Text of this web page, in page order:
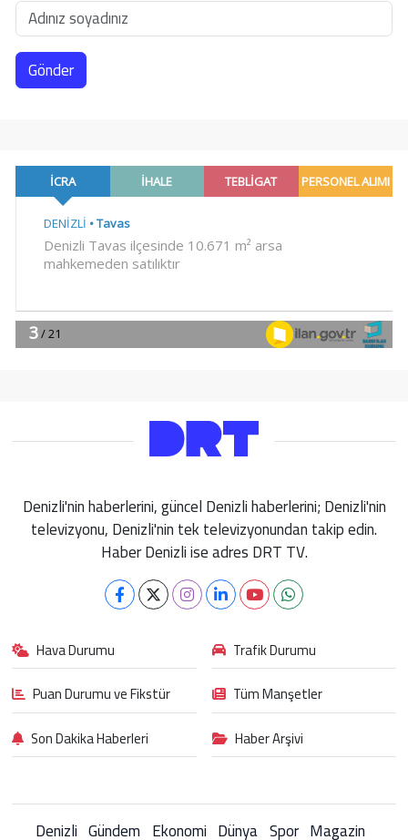
Gönder
Denizli'nin haberlerini, güncel Denizli haberlerini; Denizli'nin
televizyonu, Denizli'nin tek televizyonundan takip edin.
Haber Denizli ise adres DRT TV.
Hava Durumu
Trafik Durumu
Puan Durumu ve Fikstür
Tüm Manşetler
Son Dakika Haberleri
Haber Arşivi
Denizli Gündem Ekonomi Dünya Spor Magazin